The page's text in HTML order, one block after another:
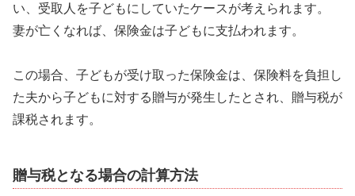
い、受取人を子どもにしていたケースが考えられます。
妻が亡くなれば、保険金は子どもに支払われます。
この場合、子どもが受け取った保険金は、保険料を負担し
た夫から子どもに対する贈与が発生したとされ、贈与税が
課税されます。
贈与税となる場合の計算方法